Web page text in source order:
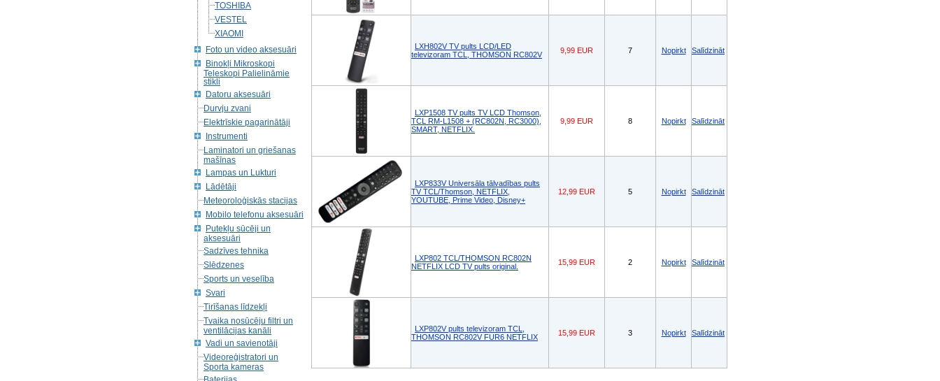
TOSHIBA
VESTEL
XIAOMI
Foto un video aksesuāri
Binokļi Mikroskopi
Teleskopi Palielināmie
stikli
Datoru aksesuāri
Durvju zvani
Elektrīskie pagarinātāji
Instrumenti
Laminatori un griešanas
mašīnas
Lampas un Lukturi
Lādētāji
Meteoroloģiskās stacijas
Mobilo telefonu aksesuāri
Putekļu sūcēji un
aksesuāri
Sadzīves tehnika
Slēdzenes
Sports un veselība
Svari
Tirīšanas līdzekļi
Tvaika nosūcēju filtri un
ventilācijas kanāli
Vadi un savienotāji
Videoreģistratori un
Sporta kameras
LXH802V TV pults LCD/LED
televizoram TCL, THOMSON RC802V
9,99 EUR 7 Nopirkt Salīdzināt
LXP1508 TV pults TV LCD Thomson,
TCL RM-L1508 + (RC802N, RC3000),
SMART, NETFLIX.
9,99 EUR 8 Nopirkt Salīdzināt
LXP833V Universāla tālvadības pults
TV TCL/Thomson, NETFLIX,
YOUTUBE, Prime Video, Disney+
12,99 EUR 5 Nopirkt Salīdzināt
LXP802 TCL/THOMSON RC802N
NETFLIX LCD TV pults original.
15,99 EUR 2 Nopirkt Salīdzināt
LXP802V pults televizoram TCL,
THOMSON RC802V FUR6 NETFLIX
15,99 EUR 3 Nopirkt Salīdzināt